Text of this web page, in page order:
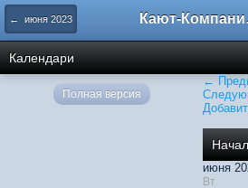
← июня 2023
Календари
←
июня
Вт
Полная версия